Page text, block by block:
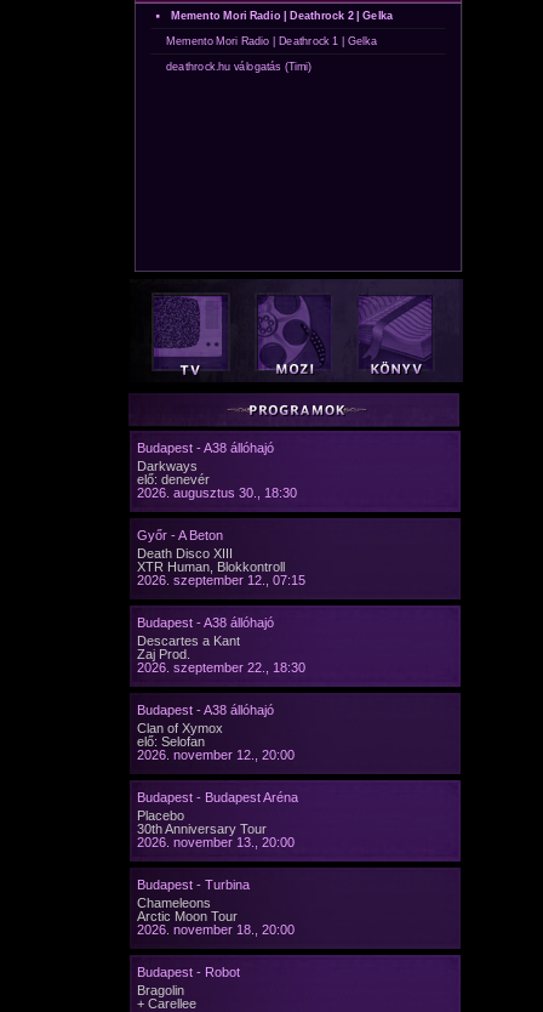
Budapest - A38 állóhajó
Darkways
elő: denevér
2026. augusztus 30., 18:30
Győr - A Beton
Death Disco XIII
XTR Human, Blokkontroll
2026. szeptember 12., 07:15
Budapest - A38 állóhajó
Descartes a Kant
Zaj Prod.
2026. szeptember 22., 18:30
Budapest - A38 állóhajó
Clan of Xymox
elő: Selofan
2026. november 12., 20:00
Budapest - Budapest Aréna
Placebo
30th Anniversary Tour
2026. november 13., 20:00
Budapest - Turbina
Chameleons
Arctic Moon Tour
2026. november 18., 20:00
Budapest - Robot
Bragolin
+ Carellee